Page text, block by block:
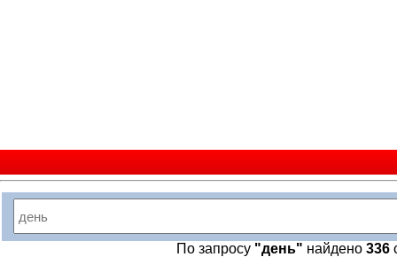
По запросу "день" найдено336